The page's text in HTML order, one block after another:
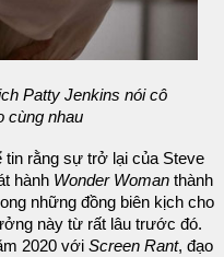
Patty Jenkins nói cô
cùng nhau
rằng sự trở lại của Steve
hành Wonder Woman thành
những đồng biên kịch cho
này từ rất lâu trước đó.
2020 với Screen Rant, đạo